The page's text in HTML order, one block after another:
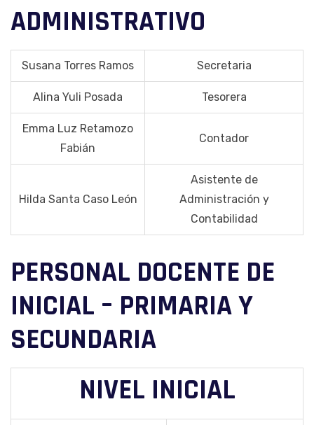
ADMINISTRATIVO
Susana Torres Ramos Secretaria
Alina Yuli Posada Tesorera
Emma Luz Retamozo
Fabián
Contador
Hilda Santa Caso León
Asistente de
Administración y
Contabilidad
PERSONAL DOCENTE DE
INICIAL – PRIMARIA Y
SECUNDARIA
NIVEL INICIAL